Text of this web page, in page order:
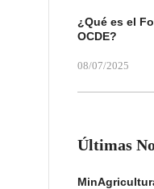
¿Qué es el
OCDE?
08/07/2025
Últimas